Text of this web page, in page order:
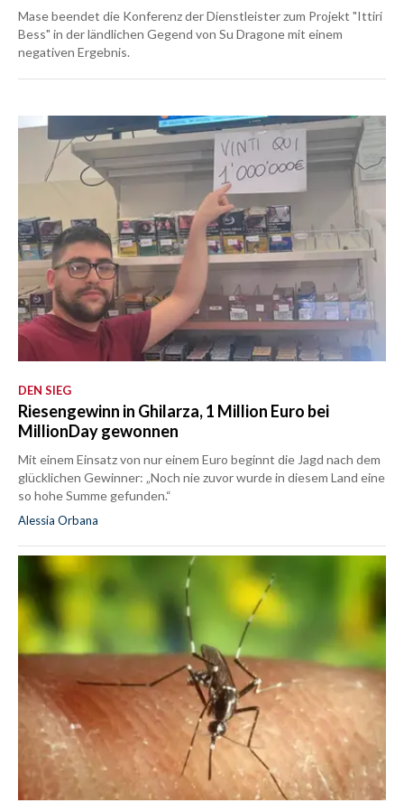
Mase beendet die Konferenz der Dienstleister zum Projekt "Ittiri
Bess" in der ländlichen Gegend von Su Dragone mit einem
negativen Ergebnis.
DEN SIEG
Riesengewinn in Ghilarza, 1 Million Euro bei
MillionDay gewonnen
Mit einem Einsatz von nur einem Euro beginnt die Jagd nach dem
glücklichen Gewinner: „Noch nie zuvor wurde in diesem Land eine
so hohe Summe gefunden.“
Alessia Orbana